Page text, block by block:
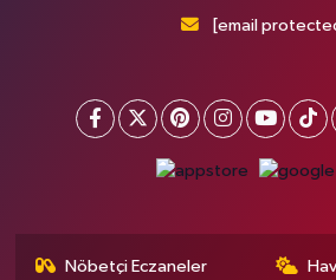
[email
Nöbetçi Eczaneler